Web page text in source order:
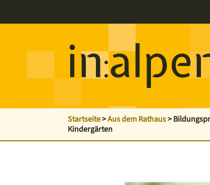
Startseite>Aus dem Rathaus>
Kindergärten